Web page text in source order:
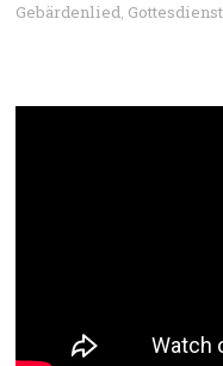
Gebärdenlied, Gottesdienst